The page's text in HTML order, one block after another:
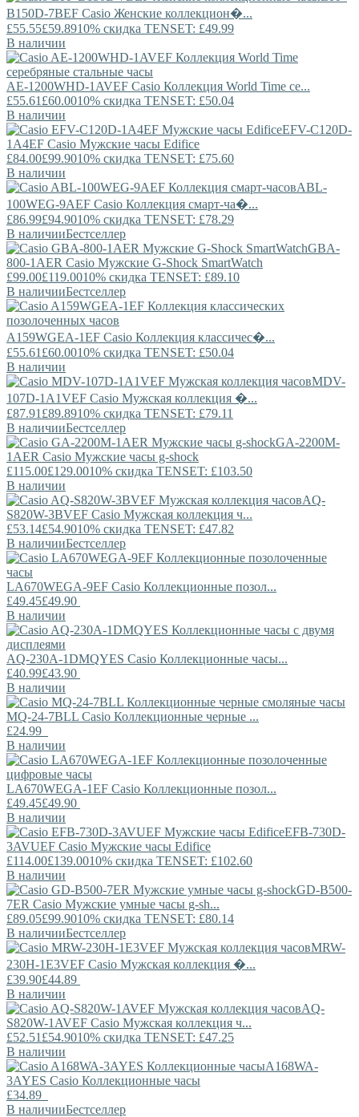
B150D-7BEF Casio Женские коллекцион�...
£55.55£59.8910% скидка TENSET: £49.99
В наличии
AE-1200WHD-1AVEF Casio Коллекция World Time се...
£55.61 £60.0010% скидка TENSET: £50.04
В наличии
EFV-C120D-
1A4EF Casio Мужские часы Edifice
£84.00£99.9010% скидка TENSET: £75.60
В наличии
ABL-
100WEG-9AEF Casio Коллекция смарт-ча�...
£86.99£94.9010% скидка TENSET: £78.29
В наличииБестселлер
GBA-
800-1AER Casio Мужские G-Shock SmartWatch
£99.00£119.0010% скидка TENSET: £89.10
В наличииБестселлер
A159WGEA-1EF Casio Коллекция классичес�...
£55.61 £60.0010% скидка TENSET: £50.04
В наличии
MDV-
107D-1A1VEF Casio Мужская коллекция �...
£87.91 £89.8910% скидка TENSET: £79.11
В наличииБестселлер
GA-2200M-
1AER Casio Мужские часы g-shock
£115.00£129.0010% скидка TENSET: £103.50
В наличии
AQ-
S820W-3BVEF Casio Мужская коллекция ч...
£53.14£54.9010% скидка TENSET: £47.82
В наличииБестселлер
LA670WEGA-9EF Casio Коллекционные позол...
£49.45£49.90
В наличии
AQ-230A-1DMQYES Casio Коллекционные часы...
£40.99£43.90
В наличии
MQ-24-7BLL Casio Коллекционные черные ...
£24.99
В наличии
LA670WEGA-1EF Casio Коллекционные позол...
£49.45£49.90
В наличии
EFB-730D-
3AVUEF Casio Мужские часы Edifice
£114.00£139.0010% скидка TENSET: £102.60
В наличии
GD-B500-
7ER Casio Мужские умные часы g-sh...
£89.05£99.9010% скидка TENSET: £80.14
В наличииБестселлер
MRW-
230H-1E3VEF Casio Мужская коллекция �...
£39.90£44.89
В наличии
AQ-
S820W-1AVEF Casio Мужская коллекция ч...
£52.51 £54.9010% скидка TENSET: £47.25
В наличии
A168WA-
3AYES Casio Коллекционные часы
£34.89
В наличииБестселлер